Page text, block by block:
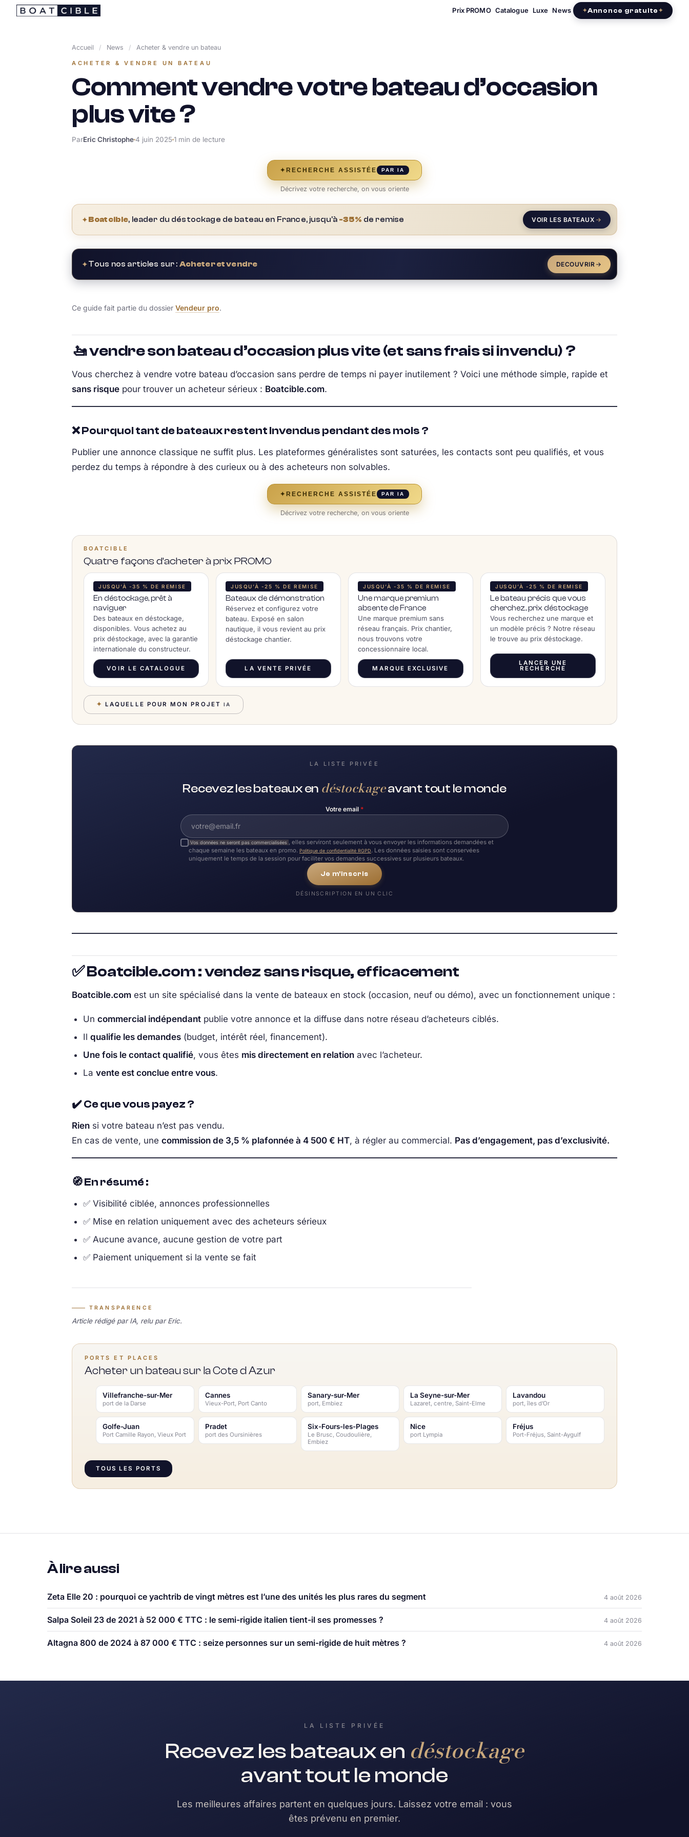
Passer
Prix PROMO Catalogue Luxe News Annonce gratuite
Accueil / News / Acheter & vendre un bateau
ACHETER & VENDRE UN BATEAU
Comment vendre votre bateau d’occasion
plus vite ?
ParEric Christophe4 juin 2025 1 min de lecture
✦ RECHERCHE ASSISTÉE PAR IA
Décrivez votre recherche, on vous oriente
✦Boatcible, leader du déstockage de bateau en France, jusqu'à -35% de remise VOIR LES BATEAUX
✦Tous nos articles sur : Acheter et vendre DECOUVRIR
Ce guide fait partie du dossier Vendeur pro.
🚤 vendre son bateau d’occasion plus vite (et sans frais si invendu) ?
Vous cherchez à vendre votre bateau d’occasion sans perdre de temps ni payer inutilement ? Voici une méthode simple, rapide et
sans risque pour trouver un acheteur sérieux : Boatcible.com.
❌ Pourquoi tant de bateaux restent invendus pendant des mois ?
Publier une annonce classique ne suffit plus. Les plateformes généralistes sont saturées, les contacts sont peu qualifiés, et vous
perdez du temps à répondre à des curieux ou à des acheteurs non solvables.
✦ RECHERCHE ASSISTÉE PAR IA
Décrivez votre recherche, on vous oriente
BOATCIBLE
Quatre façons d’acheter à prix PROMO
JUSQU’À -35 % DE REMISE
En déstockage, prêt à
naviguer
Des bateaux en déstockage,
disponibles. Vous achetez au
prix déstockage, avec la garantie
internationale du constructeur.
VOIR LE CATALOGUE
JUSQU’À -25 % DE REMISE
Bateaux de démonstration
Réservez et configurez votre
bateau. Exposé en salon
nautique, il vous revient au prix
déstockage chantier.
LA VENTE PRIVÉE
JUSQU’À -35 % DE REMISE
Une marque premium
absente de France
Une marque premium sans
réseau français. Prix chantier,
nous trouvons votre
concessionnaire local.
MARQUE EXCLUSIVE
JUSQU’À -25 % DE REMISE
Le bateau précis que vous
cherchez, prix déstockage
Vous recherchez une marque et
un modèle précis ? Notre réseau
le trouve au prix déstockage.
LANCER UNE
RECHERCHE
✦ LAQUELLE POUR MON PROJET IA
LA LISTE PRIVÉE
Recevez les bateaux en déstockageavant tout le monde
Votre email *
Vos données ne seront pas commercialisées , elles serviront seulement à vous envoyer les informations demandées et
chaque semaine les bateaux en promo. Politique de confidentialité RGPD. Les données saisies sont conservées
uniquement le temps de la session pour faciliter vos demandes successives sur plusieurs bateaux.
Je m'inscris
DÉSINSCRIPTION EN UN CLIC
✅ Boatcible.com : vendez sans risque, efficacement
Boatcible.com est un site spécialisé dans la vente de bateaux en stock (occasion, neuf ou démo), avec un fonctionnement unique :
Un commercial indépendant publie votre annonce et la diffuse dans notre réseau d’acheteurs ciblés.
Il qualifie les demandes (budget, intérêt réel, financement).
Une fois le contact qualifié, vous êtes mis directement en relation avec l’acheteur.
La vente est conclue entre vous.
✔️ Ce que vous payez ?
Rien si votre bateau n’est pas vendu.
En cas de vente, une commission de 3,5 % plafonnée à 4 500 € HT, à régler au commercial. Pas d’engagement, pas d’exclusivité.
🧭 En résumé :
✅ Visibilité ciblée, annonces professionnelles
✅ Mise en relation uniquement avec des acheteurs sérieux
✅ Aucune avance, aucune gestion de votre part
✅ Paiement uniquement si la vente se fait
TRANSPARENCE
Article rédigé par IA, relu par Eric.
PORTS ET PLACES
Acheter un bateau sur la Cote d Azur
Villefranche-sur-Mer
port de la Darse
Cannes
Vieux-Port, Port Canto
Sanary-sur-Mer
port, Embiez
La Seyne-sur-Mer
Lazaret, centre, Saint-Elme
Lavandou
port, îles d’Or
Golfe-Juan
Port Camille Rayon, Vieux Port
Pradet
port des Oursinières
Six-Fours-les-Plages
Le Brusc, Coudoulière,
Embiez
Nice
port Lympia
Fréjus
Port-Fréjus, Saint-Aygulf
TOUS LES PORTS
À lire aussi
Zeta Elle 20 : pourquoi ce yachtrib de vingt mètres est l’une des unités les plus rares du segment 4 août 2026
Salpa Soleil 23 de 2021 à 52 000 € TTC : le semi-rigide italien tient-il ses promesses ? 4 août 2026
Altagna 800 de 2024 à 87 000 € TTC : seize personnes sur un semi-rigide de huit mètres ? 4 août 2026
LA LISTE PRIVÉE
Recevez les bateaux en déstockage
avant tout le monde
Les meilleures affaires partent en quelques jours. Laissez votre email : vous
êtes prévenu en premier.